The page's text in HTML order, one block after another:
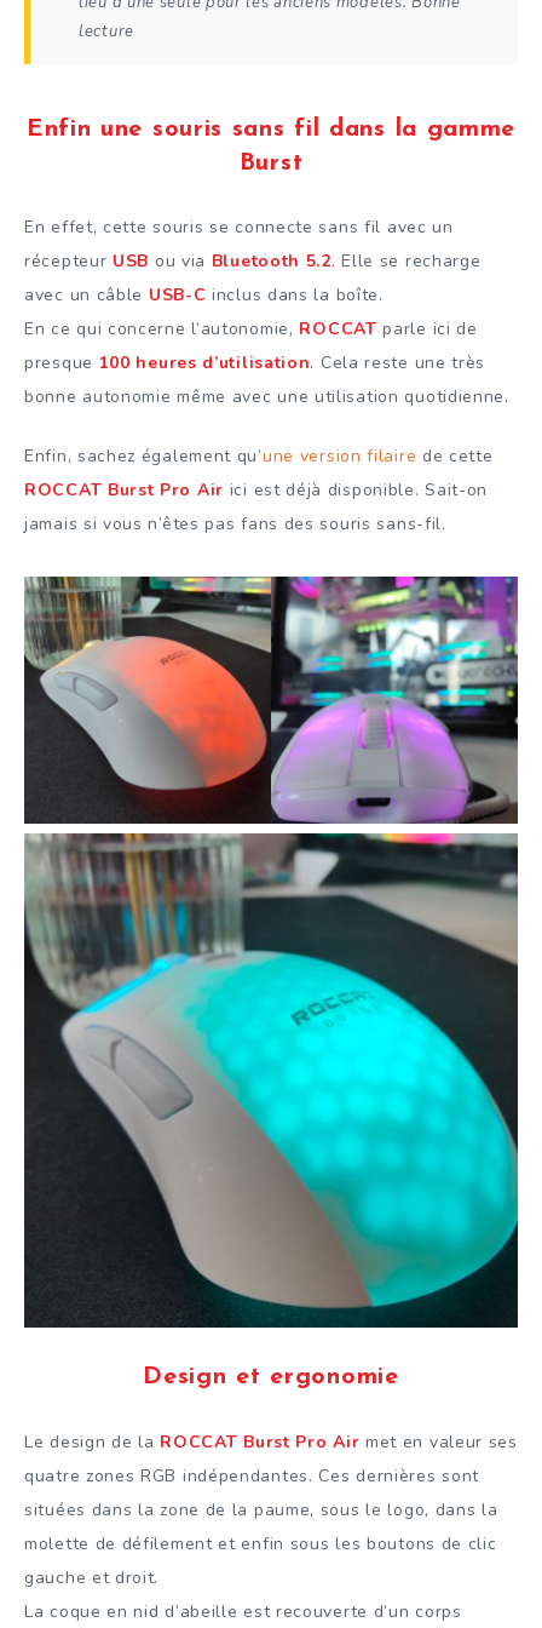
lecture
Enfin une souris sans fil dans la gamme
Burst
En effet, cette souris se connecte sans fil avec un
récepteur USB ou via Bluetooth 5.2. Elle se recharge
avec un câble USB-C inclus dans la boîte.
En ce qui concerne l’autonomie, ROCCATparle ici de
presque 100 heures d’utilisation. Cela reste une très
bonne autonomie même avec une utilisation quotidienne.
Enfin, sachez également qu’une version filaire de cette
ROCCAT Burst Pro Air ici est déjà disponible. Sait-on
jamais si vous n’êtes pas fans des souris sans-fil.
Design et ergonomie
Le design de la ROCCAT Burst Pro Air met en valeur ses
quatre zones RGB indépendantes. Ces dernières sont
situées dans la zone de la paume, sous le logo, dans la
molette de défilement et enfin sous les boutons de clic
gauche et droit.
La coque en nid d’abeille est recouverte d’un corps